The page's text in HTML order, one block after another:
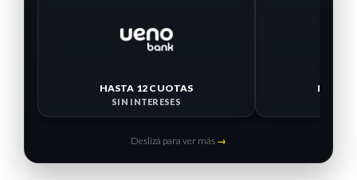
HASTA 12 CUOTAS
SIN INTERESES
HASTA
Deslizá para ver más →